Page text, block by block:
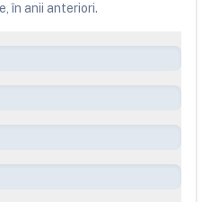
în anii anteriori.